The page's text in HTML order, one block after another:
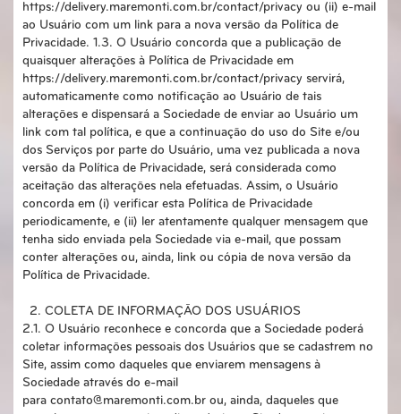
https://delivery.maremonti.com.br/contact/privacy ou (ii) e-mail
ao Usuário com um link para a nova versão da Política de
Privacidade. 1.3. O Usuário concorda que a publicação de
quaisquer alterações à Política de Privacidade em
https://delivery.maremonti.com.br/contact/privacy servirá,
automaticamente como notificação ao Usuário de tais
alterações e dispensará a Sociedade de enviar ao Usuário um
link com tal política, e que a continuação do uso do Site e/ou
dos Serviços por parte do Usuário, uma vez publicada a nova
versão da Política de Privacidade, será considerada como
aceitação das alterações nela efetuadas. Assim, o Usuário
concorda em (i) verificar esta Política de Privacidade
periodicamente, e (ii) ler atentamente qualquer mensagem que
tenha sido enviada pela Sociedade via e-mail, que possam
conter alterações ou, ainda, link ou cópia de nova versão da
Política de Privacidade.
2. COLETA DE INFORMAÇÃO DOS USUÁRIOS
2.1. O Usuário reconhece e concorda que a Sociedade poderá
coletar informações pessoais dos Usuários que se cadastrem no
Site, assim como daqueles que enviarem mensagens à
Sociedade através do e-mail
para contato@maremonti.com.br ou, ainda, daqueles que